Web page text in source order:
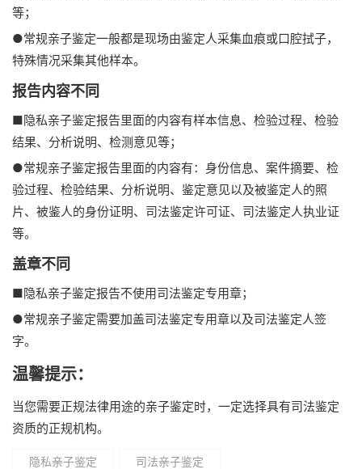
等；
●常规亲子鉴定一般都是现场由鉴定人采集血痕或口腔拭子，
特殊情况采集其他样本。
报告内容不同
■隐私亲子鉴定报告里面的内容有样本信息、检验过程、检验
结果、分析说明、检测意见等；
●常规亲子鉴定报告里面的内容有：身份信息、案件摘要、检
验过程、检验结果、分析说明、鉴定意见以及被鉴定人的照
片、被鉴人的身份证明、司法鉴定许可证、司法鉴定人执业证
等。
盖章不同
■隐私亲子鉴定报告不使用司法鉴定专用章；
●常规亲子鉴定需要加盖司法鉴定专用章以及司法鉴定人签
字。
温馨提示：
当您需要正规法律用途的亲子鉴定时，一定选择具有司法鉴定
资质的正规机构。
隐私亲子鉴定 司法亲子鉴定